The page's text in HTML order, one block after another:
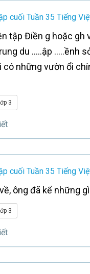
cuối Tuần 35 Tiếng
tập Điền g hoặc gh
du .....ập .....ềnh
có những vườn ổi
3
cuối Tuần 35 Tiếng
ông đã kể những
3